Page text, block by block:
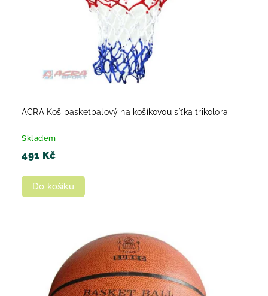
ACRA Koš basketbalový na košíkovou síťka trikolora
Skladem
491 Kč
Do košíku